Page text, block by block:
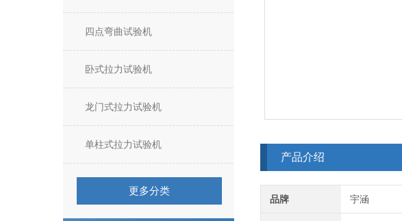
四点弯曲试验机
卧式拉力试验机
龙门式拉力试验机
单柱式拉力试验机
更多分类
产品介绍
品牌 宇涵